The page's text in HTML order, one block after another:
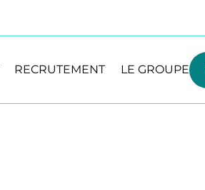
RECRUTEMENT LE GROUPE